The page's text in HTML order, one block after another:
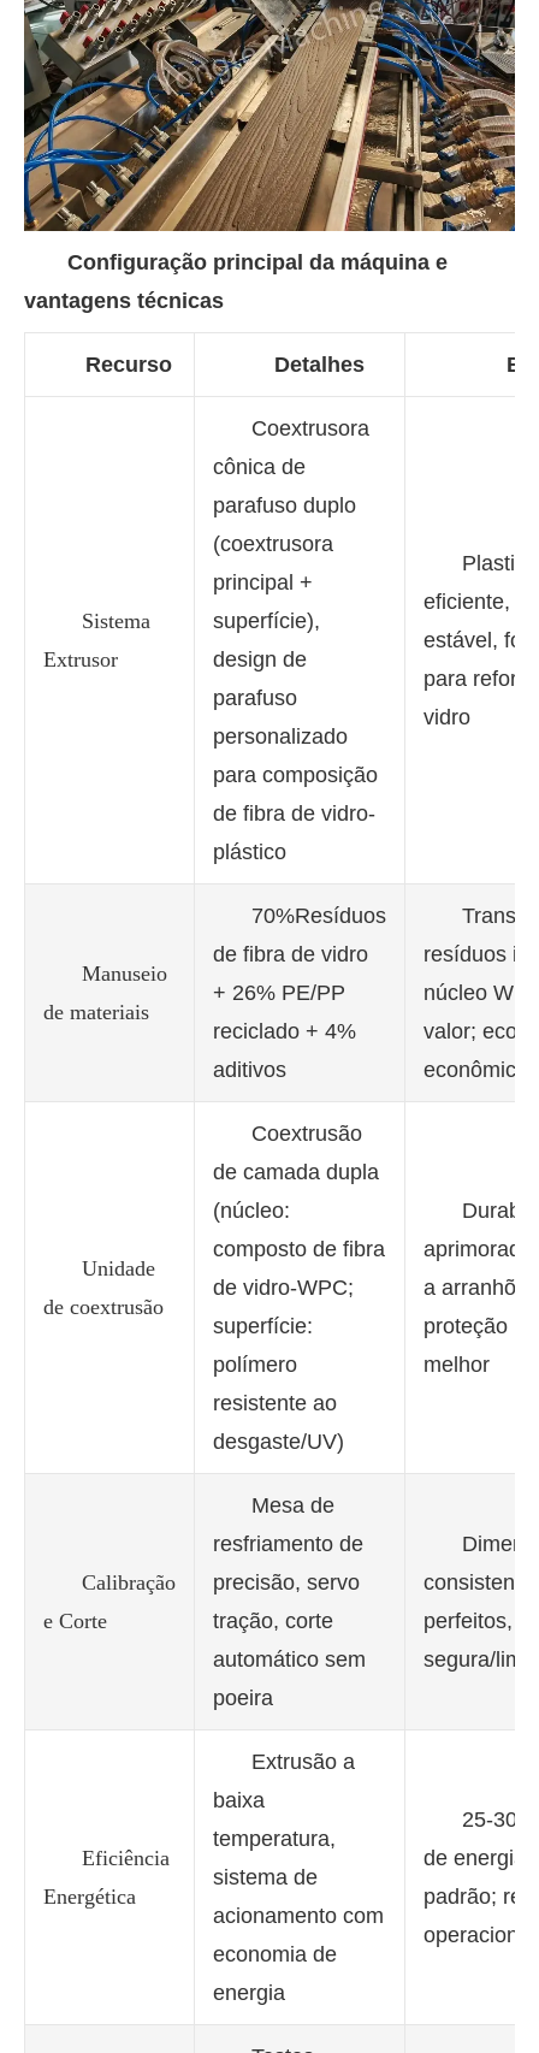
Configuração principal da máquina e
vantagens técnicas
Recurso Detalhes
Sistema
Extrusor
Coextrusora
cônica de
parafuso duplo
(coextrusora
principal +
superfície),
design de
parafuso
personalizado
para composição
de fibra de vidro-
plástico
eficiente,
estável,
para
vidro
Manuseio
de materiais
70%Resíduos
de fibra de vidro
+ 26% PE/PP
reciclado + 4%
aditivos
resíduos
núcleo
valor;
econômico
Unidade
de coextrusão
Coextrusão
de camada dupla
(núcleo:
composto de fibra
de vidro-WPC;
superfície:
polímero
resistente ao
desgaste/UV)
a
proteção
melhor
Calibração
e Corte
Mesa de
resfriamento de
precisão, servo
tração, corte
automático sem
poeira
perfeitos,
segura/
Eficiência
Energética
Extrusão a
baixa
temperatura,
sistema de
acionamento com
economia de
energia
25-
de energia
padrão;